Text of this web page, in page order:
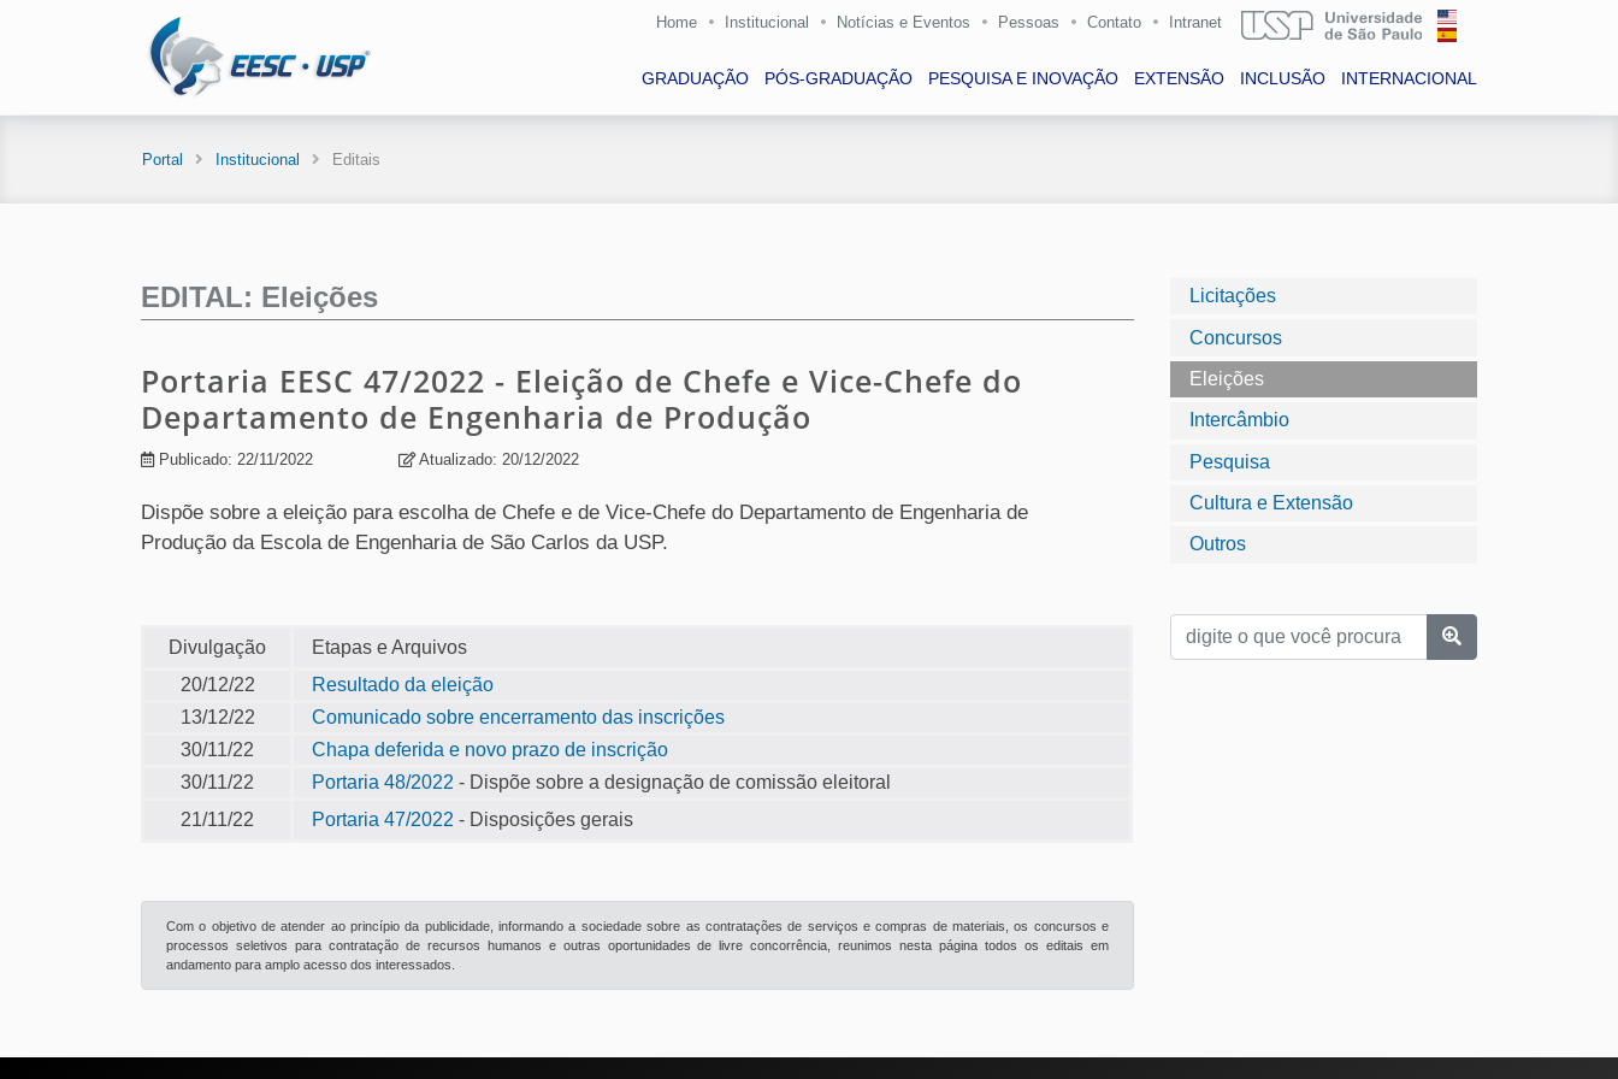
Home Institucional Notícias e Eventos Pessoas Contato Intranet
GRADUAÇÃO PÓS-GRADUAÇÃO PESQUISA E INOVAÇÃO EXTENSÃO INCLUSÃO INTERNACIONAL
Portal Institucional Editais
Licitações
Concursos
Eleições
Intercâmbio
Pesquisa
Cultura e Extensão
Outros
EDITAL: Eleições
Portaria EESC 47/2022 - Eleição de Chefe e Vice-Chefe do
Departamento de Engenharia de Produção
Publicado: 22/11/2022 Atualizado: 20/12/2022
Dispõe sobre a eleição para escolha de Chefe e de Vice-Chefe do Departamento de Engenharia de
Produção da Escola de Engenharia de São Carlos da USP.
Divulgação
Etapas e Arquivos
20/12/22
Resultado da eleição
13/12/22
Comunicado sobre encerramento das inscrições
30/11/22
Chapa deferida e novo prazo de inscrição
30/11/22
Portaria 48/2022 - Dispõe sobre a designação de comissão eleitoral
21/11/22
Portaria 47/2022 - Disposições gerais
Com o objetivo de atender ao princípio da publicidade, informando a sociedade sobre as contratações de serviços e compras de materiais, os concursos e
processos seletivos para contratação de recursos humanos e outras oportunidades de livre concorrência, reunimos nesta página todos os editais em
andamento para amplo acesso dos interessados.